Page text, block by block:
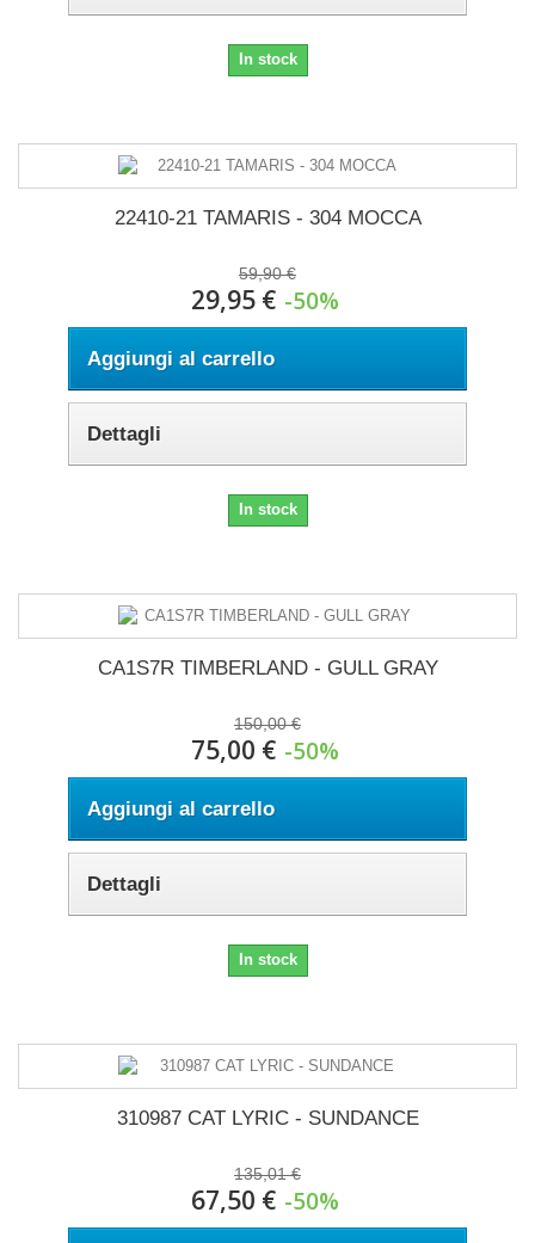
In stock
22410-21 TAMARIS - 304 MOCCA
29,95 €
59,90 €
-50%
Aggiungi al carrello
Dettagli
In stock
CA1S7R TIMBERLAND - GULL GRAY
75,00 €
150,00 €
-50%
Aggiungi al carrello
Dettagli
In stock
310987 CAT LYRIC - SUNDANCE
67,50 €
135,01 €
-50%